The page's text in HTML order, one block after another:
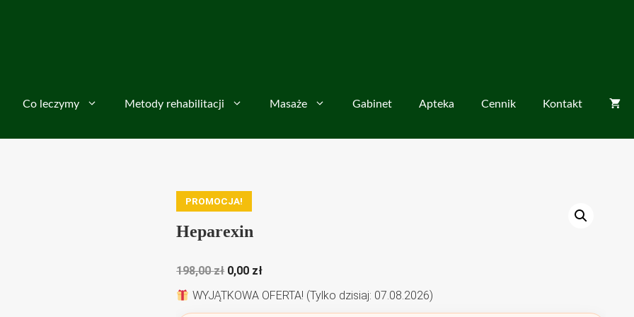
Co leczymy Metody rehabilitacji Masaże Gabinet Apteka Cennik Kontakt
PROMOCJA!
Heparexin
198,00zł Pierwotna
cena
0,00 złAktualna
cena
WYJĄTKOWA OFERTA! (Tylko dzisiaj: 07.08.2026)